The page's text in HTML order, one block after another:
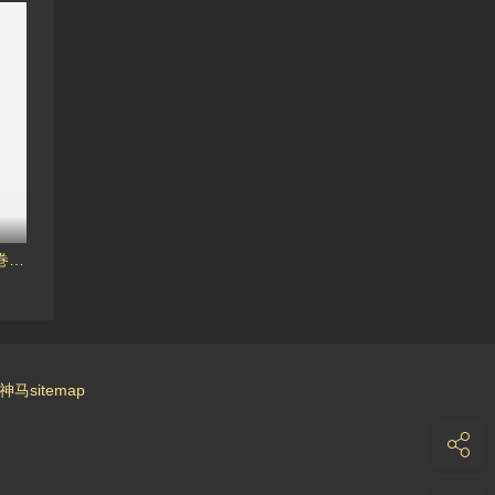
人妻、蜜と肉 第三巻[月野定規]
神马sitemap